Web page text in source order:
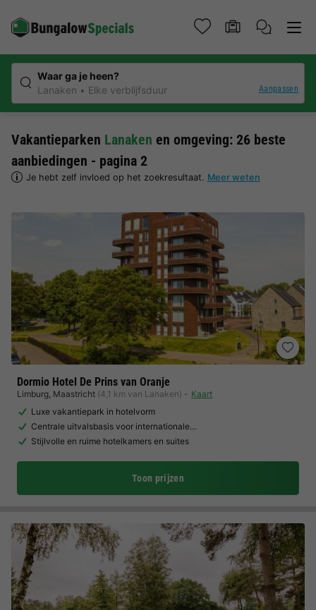
Waar ga je heen?
Lanaken
Elke verblijfsduur Aanpassen
Vakantieparken Lanaken en omgeving: 26 beste
aanbiedingen - pagina 2
Je hebt zelf invloed op het zoekresultaat. Meer weten
Dormio Hotel De Prins van Oranje
Limburg, Maastricht (4,1 km van Lanaken)
Kaart
Luxe vakantiepark in hotelvorm
Centrale uitvalsbasis voor internationale…
Stijlvolle en ruime hotelkamers en suites
Toon prijzen